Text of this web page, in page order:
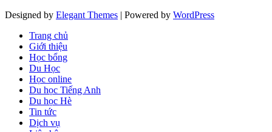
Designed by Elegant Themes | Powered by WordPress
Trang chủ
Giới thiệu
Học bổng
Du Học
Học online
Du học Tiếng Anh
Du học Hè
Tin tức
Dịch vụ